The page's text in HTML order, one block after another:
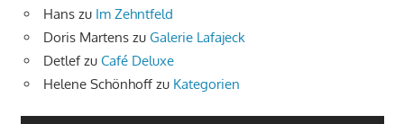
Hans zu Im Zehntfeld
Doris Martens zu Galerie Lafajeck
Detlefzu Café Deluxe
Helene Schönhoff zu Kategorien